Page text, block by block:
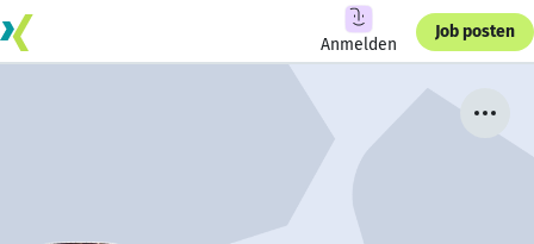
Anmelden
Job posten